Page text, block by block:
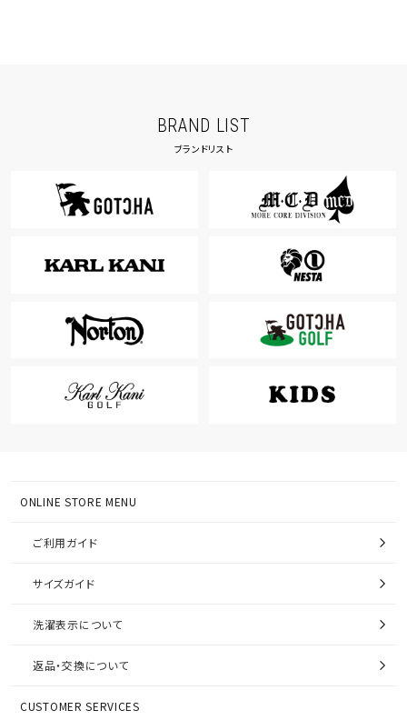
BRAND LIST
ブランドリスト
ONLINE STORE MENU
ご利用ガイド
サイズガイド
洗濯表示について
返品・交換について
CUSTOMER SERVICES